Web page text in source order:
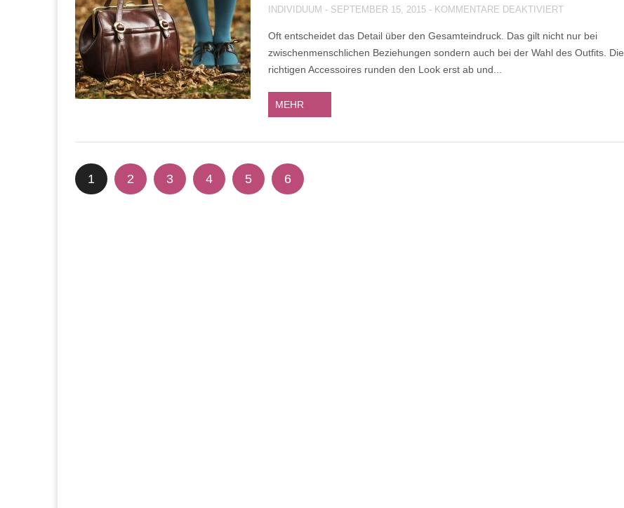
INDIVIDUUM - SEPTEMBER 15, 2015 - KOMMENTARE DEAKTIVIERTFÜR
BAG
UND
Oft entscheidet das Detail über den Gesamteindruck. Das gilt nicht nur bei
zwischenmenschlichen Beziehungen sondern auch bei der Wahl des Outfits. Die
richtigen Accessoires runden den Look erst ab und...
MEHR
1 2 3 4 5 6